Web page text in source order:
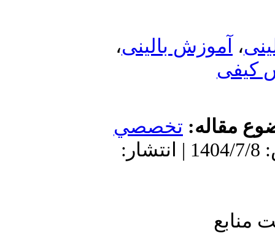
،
8 | انتشار: